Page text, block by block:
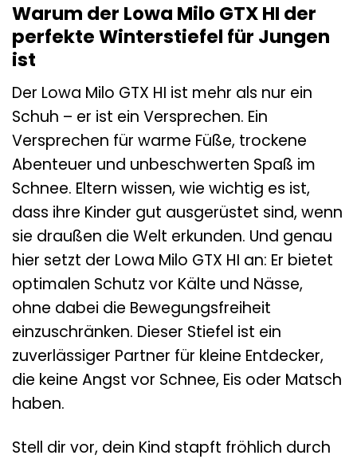
Warum der Lowa Milo GTX HI der
perfekte Winterstiefel für Jungen
ist
Der Lowa Milo GTX HI ist mehr als nur ein
Schuh – er ist ein Versprechen. Ein
Versprechen für warme Füße, trockene
Abenteuer und unbeschwerten Spaß im
Schnee. Eltern wissen, wie wichtig es ist,
dass ihre Kinder gut ausgerüstet sind, wenn
sie draußen die Welt erkunden. Und genau
hier setzt der Lowa Milo GTX HI an: Er bietet
optimalen Schutz vor Kälte und Nässe,
ohne dabei die Bewegungsfreiheit
einzuschränken. Dieser Stiefel ist ein
zuverlässiger Partner für kleine Entdecker,
die keine Angst vor Schnee, Eis oder Matsch
haben.
Stell dir vor, dein Kind stapft fröhlich durch